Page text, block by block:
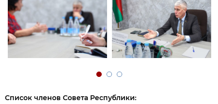
Список членов Совета Республики: